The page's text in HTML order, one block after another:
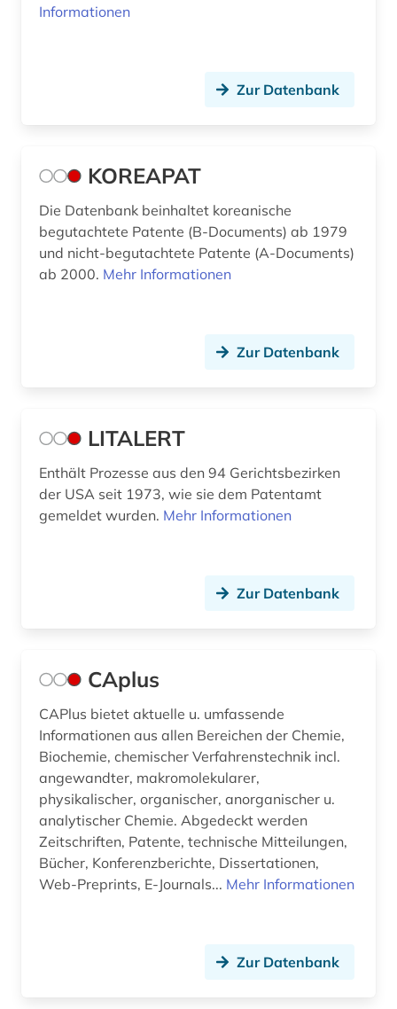
Informationen
Zur Datenbank
KOREAPAT
Die Datenbank beinhaltet koreanische
begutachtete Patente (B-Documents) ab 1979
und nicht-begutachtete Patente (A-Documents)
ab 2000. Mehr Informationen
Zur Datenbank
LITALERT
Enthält Prozesse aus den 94 Gerichtsbezirken
der USA seit 1973, wie sie dem Patentamt
gemeldet wurden. Mehr Informationen
Zur Datenbank
CAplus
CAPlus bietet aktuelle u. umfassende
Informationen aus allen Bereichen der Chemie,
Biochemie, chemischer Verfahrenstechnik incl.
angewandter, makromolekularer,
physikalischer, organischer, anorganischer u.
analytischer Chemie. Abgedeckt werden
Zeitschriften, Patente, technische Mitteilungen,
Bücher, Konferenzberichte, Dissertationen,
Web-Preprints, E-Journals... Mehr Informationen
Zur Datenbank